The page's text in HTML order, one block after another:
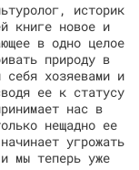
историк
книге новое и
в одно целое
природу в
себя хозяевами и
ее к статусу
нас в
нещадно ее
угрожать
мы теперь уже